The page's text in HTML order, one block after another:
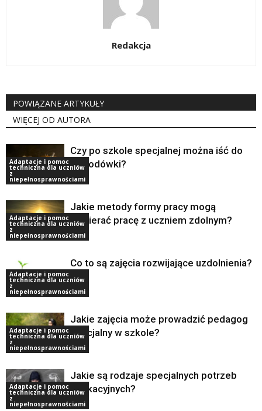
Redakcja
POWIĄZANE ARTYKUŁY
WIĘCEJ OD AUTORA
Adaptacje i pomoc
techniczna dla uczniów
z
niepełnosprawnościami
Czy po szkole specjalnej można iść do
zawodówki?
Adaptacje i pomoc
techniczna dla uczniów
z
niepełnosprawnościami
Jakie metody formy pracy mogą
wspierać pracę z uczniem zdolnym?
Adaptacje i pomoc
techniczna dla uczniów
z
niepełnosprawnościami
Co to są zajęcia rozwijające uzdolnienia?
Adaptacje i pomoc
techniczna dla uczniów
z
niepełnosprawnościami
Jakie zajęcia może prowadzić pedagog
specjalny w szkole?
Adaptacje i pomoc
techniczna dla uczniów
z
niepełnosprawnościami
Jakie są rodzaje specjalnych potrzeb
edukacyjnych?